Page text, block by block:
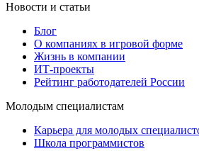
Новости и статьи
Блог
О компаниях в игровой форме
Жизнь в компании
ИТ-проекты
Рейтинг работодателей России
Молодым специалистам
Карьера для молодых
Школа программистов